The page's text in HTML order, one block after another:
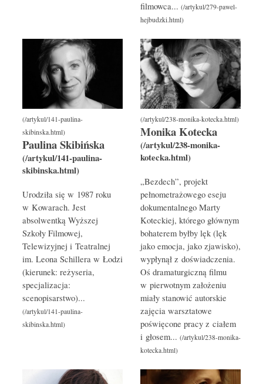
filmowca...
Paulina Skibińska
Urodziła się w 1987 roku
w Kowarach. Jest
absolwentką Wyższej
Szkoły Filmowej,
Telewizyjnej i Teatralnej
im. Leona Schillera w Łodzi
(kierunek: reżyseria,
specjalizacja:
scenopisarstwo)...
Monika Kotecka
„Bezdech”, projekt
pełnometrażowego eseju
dokumentalnego Marty
Koteckiej, którego głównym
bohaterem byłby lęk (lęk
jako emocja, jako zjawisko),
wypłynął z doświadczenia.
Oś dramaturgiczną filmu
w pierwotnym założeniu
miały stanowić autorskie
zajęcia warsztatowe
poświęcone pracy z ciałem
i głosem...